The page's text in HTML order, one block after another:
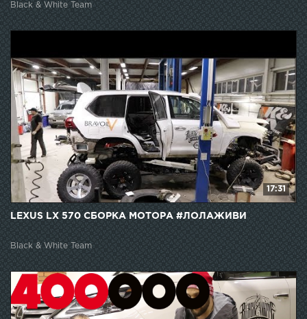
Black & White Team
17:31
LEXUS LX 570 СБОРКА МОТОРА #ЛОЛАЖИВИ
Black & White Team